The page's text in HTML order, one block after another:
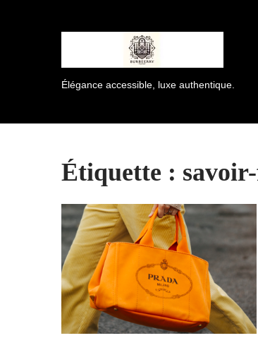
Élégance accessible, luxe authentique.
Étiquette :